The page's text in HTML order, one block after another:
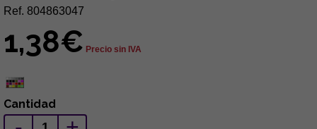
Ref. 804863047
1,38€ Precio sin IVA
Cantidad